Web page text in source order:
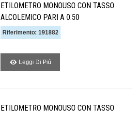
ETILOMETRO MONOUSO CON TASSO
ALCOLEMICO PARI A 0.50
Riferimento: 191882
Leggi Di Piú
ETILOMETRO MONOUSO CON TASSO